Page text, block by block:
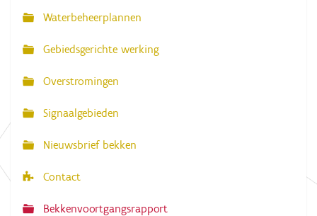
a
i
g
t
Waterbeheerplannen
Gebiedsgerichte werking
Overstromingen
Signaalgebieden
Nieuwsbrief bekken
Contact
Bekkenvoortgangsrapport